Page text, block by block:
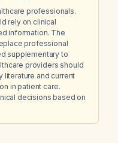
professionals.
rely on clinical
information. The
professional
supplementary to
providers should
literature and current
in patient care.
decisions based on